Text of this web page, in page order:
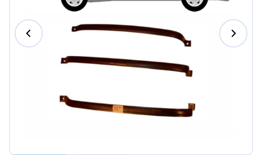
Magyar
Português